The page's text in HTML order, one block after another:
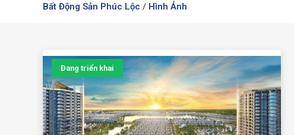
Bất Động Sản Phúc Lộc / Hình Ảnh
Đang triển khai